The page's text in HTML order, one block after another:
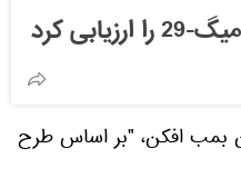
کرد
بمب افکن، "بر اساس طرح